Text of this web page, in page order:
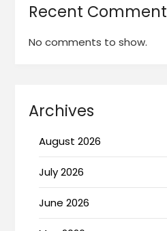
Recent
No comments to show.
Archives
August 2026
July 2026
June 2026